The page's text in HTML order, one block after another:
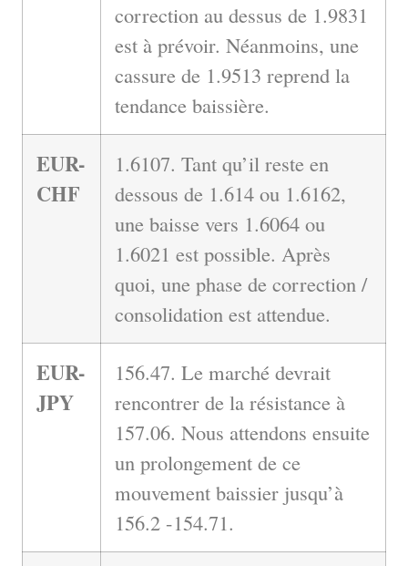
correction au dessus de 1.9831
est à prévoir. Néanmoins, une
cassure de 1.9513 reprend la
tendance baissière.
EUR-
CHF
1.6107. Tant qu’il reste en
dessous de 1.614 ou 1.6162,
une baisse vers 1.6064 ou
1.6021 est possible. Après
quoi, une phase de correction /
consolidation est attendue.
EUR-
JPY
156.47. Le marché devrait
rencontrer de la résistance à
157.06. Nous attendons ensuite
un prolongement de ce
mouvement baissier jusqu’à
156.2 -154.71.